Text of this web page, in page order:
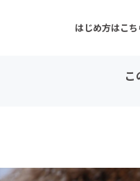
はじめ方はこち
音楽
こ